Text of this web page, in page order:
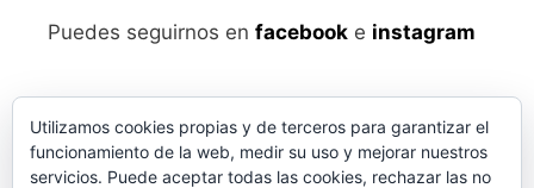
Puedes seguirnos en facebook e instagram
Utilizamos cookies propias y de terceros para garantizar el
funcionamiento de la web, medir su uso y mejorar nuestros
servicios. Puede aceptar todas las cookies, rechazar las no